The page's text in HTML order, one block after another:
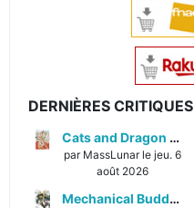
DERNIÈRES CRITIQUES
Cats and Dragon #3
par MassLunar le jeu. 6
août 2026
Mechanical Buddy Universe #1